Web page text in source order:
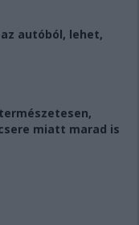
autóból, lehet,
miatt marad is